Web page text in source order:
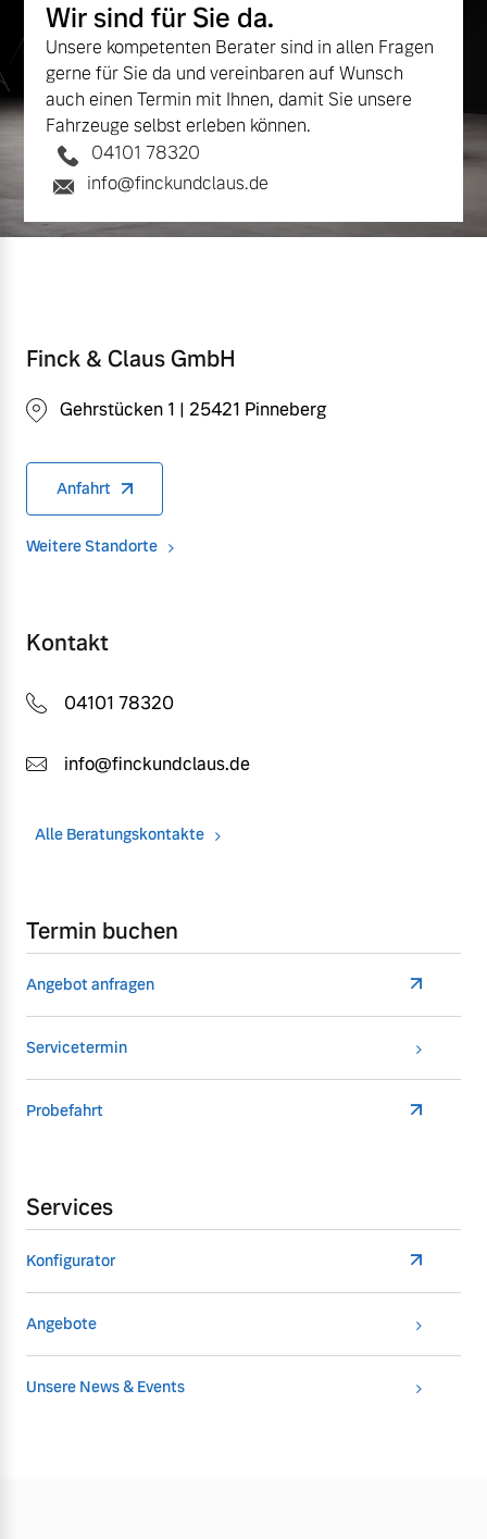
Wir sind für Sie da.
Unsere kompetenten Berater sind in allen Fragen
gerne für Sie da und vereinbaren auf Wunsch
auch einen Termin mit Ihnen, damit Sie unsere
Fahrzeuge selbst erleben können.
04101 78320
info@finckundclaus.de
Finck & Claus GmbH
Gehrstücken 1 | 25421 Pinneberg
Anfahrt
Weitere Standorte
Kontakt
04101 78320
info@finckundclaus.de
Alle Beratungskontakte
Termin buchen
Angebot anfragen
Servicetermin
Probefahrt
Services
Konfigurator
Angebote
Unsere News & Events